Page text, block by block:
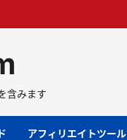
含みます
アフィリエイトツール